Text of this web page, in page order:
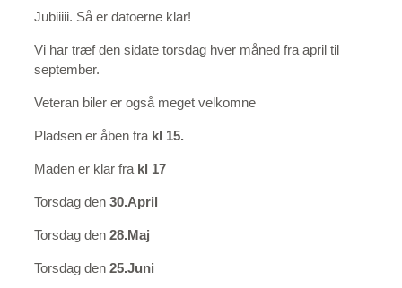
Jubiiiii. Så er datoerne klar!
Vi har træf den sidate torsdag hver måned fra april til
september.
Veteran biler er også meget velkomne
Pladsen er åben fra kl 15.
Maden er klar fra kl 17
Torsdag den 30.April
Torsdag den 28.Maj
Torsdag den 25.Juni